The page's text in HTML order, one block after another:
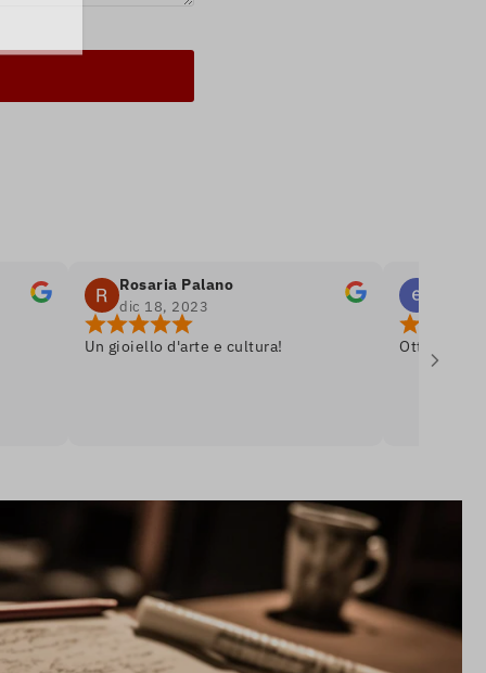
Rosaria Palano
dic 18, 2023
Un gioiello d'arte e cultura!
emanuele
dic 8, 2023